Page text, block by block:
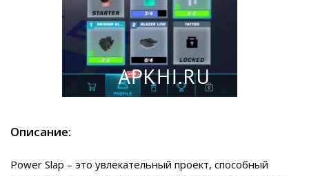
Описание:
Power Slap – это увлекательный проект, способный